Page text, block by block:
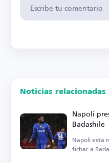
Noticias relacionadas
Napoli
Badashile
Napoli está
fichar a